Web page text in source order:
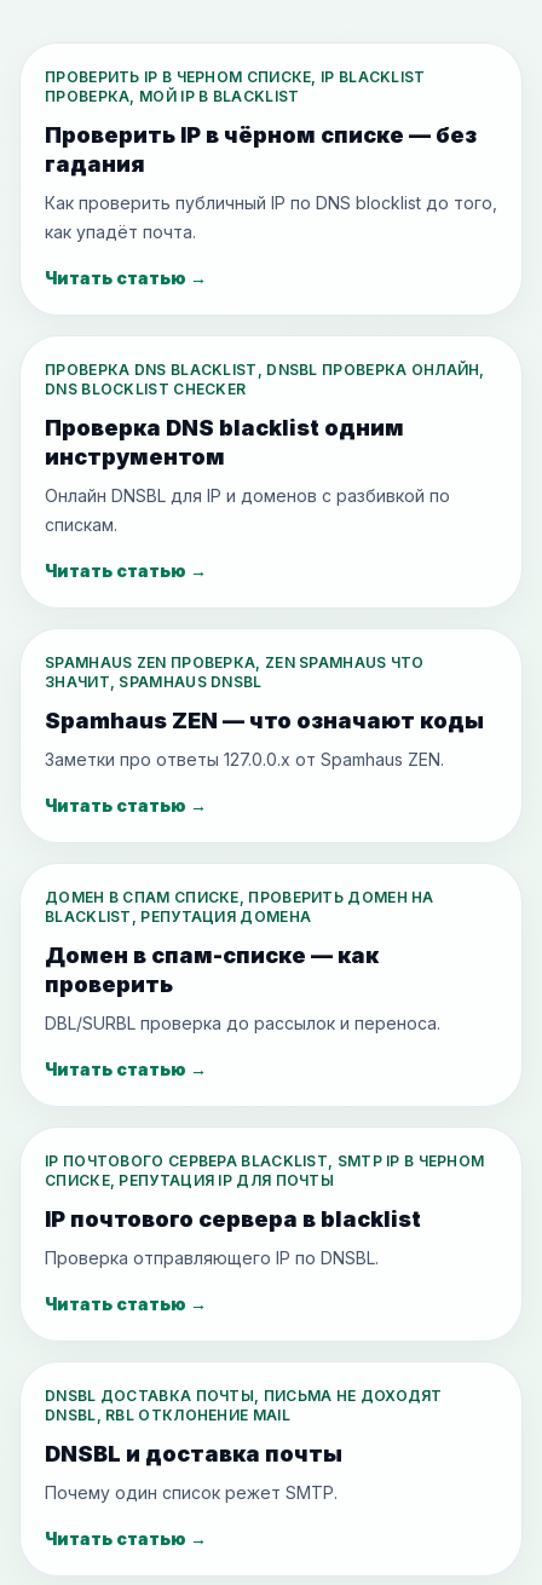
ПРОВЕРИТЬ IP В ЧЕРНОМ СПИСКЕ, IP BLACKLIST
ПРОВЕРКА, МОЙ IP В BLACKLIST
Проверить IP в чёрном списке — без
гадания
Как проверить публичный IP по DNS blocklist до того,
как упадёт почта.
Читать статью →
ПРОВЕРКА DNS BLACKLIST, DNSBL ПРОВЕРКА ОНЛАЙН,
DNS BLOCKLIST CHECKER
Проверка DNS blacklist одним
инструментом
Онлайн DNSBL для IP и доменов с разбивкой по
спискам.
Читать статью →
SPAMHAUS ZEN ПРОВЕРКА, ZEN SPAMHAUS ЧТО
ЗНАЧИТ, SPAMHAUS DNSBL
Spamhaus ZEN — что означают коды
Заметки про ответы 127.0.0.x от Spamhaus ZEN.
Читать статью →
ДОМЕН В СПАМ СПИСКЕ, ПРОВЕРИТЬ ДОМЕН НА
BLACKLIST, РЕПУТАЦИЯ ДОМЕНА
Домен в спам-списке — как
проверить
DBL/SURBL проверка до рассылок и переноса.
Читать статью →
IP ПОЧТОВОГО СЕРВЕРА BLACKLIST, SMTP IP В ЧЕРНОМ
СПИСКЕ, РЕПУТАЦИЯ IP ДЛЯ ПОЧТЫ
IP почтового сервера в blacklist
Проверка отправляющего IP по DNSBL.
Читать статью →
DNSBL ДОСТАВКА ПОЧТЫ, ПИСЬМА НЕ ДОХОДЯТ
DNSBL, RBL ОТКЛОНЕНИЕ MAIL
DNSBL и доставка почты
Почему один список режет SMTP.
Читать статью →